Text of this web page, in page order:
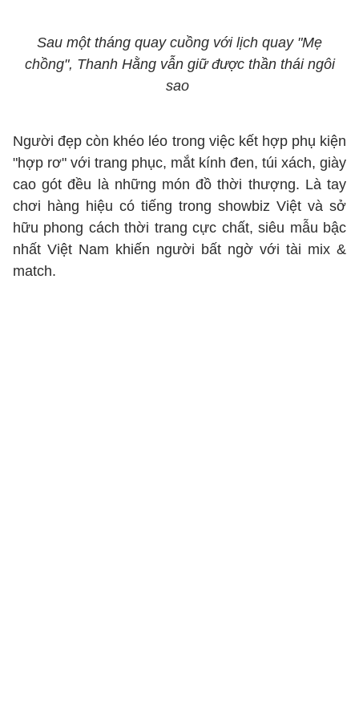
Sau một tháng quay cuồng với lịch quay "Mẹ
chồng", Thanh Hằng vẫn giữ được thần thái ngôi
sao
Người đẹp còn khéo léo trong việc kết hợp phụ kiện
"hợp rơ" với trang phục, mắt kính đen, túi xách, giày
cao gót đều là những món đồ thời thượng. Là tay
chơi hàng hiệu có tiếng trong showbiz Việt và sở
hữu phong cách thời trang cực chất, siêu mẫu bậc
nhất Việt Nam khiến người bất ngờ với tài mix &
match.